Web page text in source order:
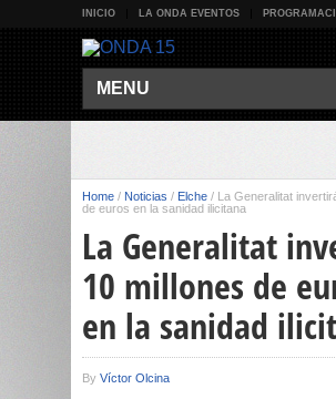
INICIO LA ONDA EVENTOS
MENU
Home / Noticias / Elche / La Generalitat
de euros en la sanidad ilicitana
La Generalitat
10 millones de
en la sanidad
By Víctor Olcina